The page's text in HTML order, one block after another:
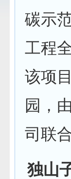
碳示
工程
该项
园，
司联
独山